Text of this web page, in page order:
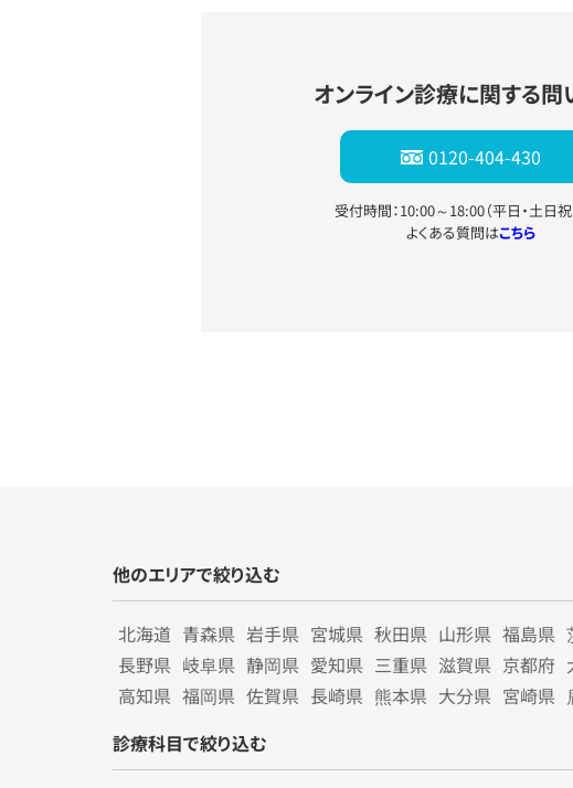
オンライン診療に関する問
0120-404-430
受付時間：10:00～18:00（平日・土日祝
よくある質問はこちら
他のエリアで絞り込む
北海道 青森県 岩手県 宮城県 秋田県 山形県 福島県
長野県 岐阜県 静岡県 愛知県 三重県 滋賀県 京都府
高知県 福岡県 佐賀県 長崎県 熊本県 大分県 宮崎県
診療科目で絞り込む